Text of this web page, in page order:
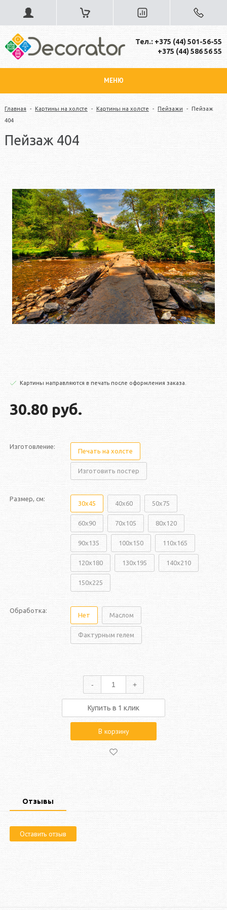
Тел.: +375 (44) 501-56-55
+375 (44) 586 56 55
МЕНЮ
Главная - Картины на холсте - Картины на холсте - Пейзажи -
Пейзаж
404
Пейзаж 404
Картины направляются в печать после оформления заказа.
30.80 руб.
Изготовление:
Печать на холсте
Изготовить постер
Размер, см:
30x45 40x60 50x75
60x90 70x105 80x120
90x135 100x150 110x165
120x180 130x195 140x210
150x225
Обработка:
Нет Маслом
Фактурным гелем
- +
Купить в 1 клик
В корзину
Отзывы
Оставить отзыв